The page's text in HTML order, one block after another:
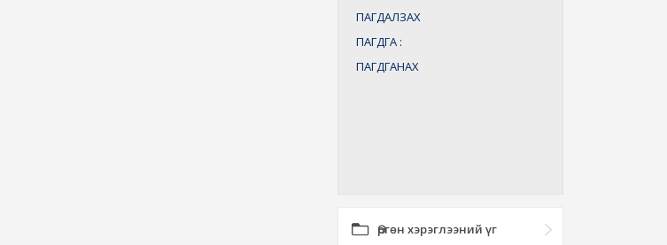
ПАГДАЛЗАХ
ПАГДГА :
ПАГДГАНАХ
Өргөн хэрэглээний үг